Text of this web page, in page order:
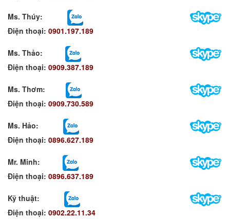
Ms. Thúy:
Điện thoại: 0901.197.189
Ms. Thảo:
Điện thoại: 0909.387.189
Ms. Thơm:
Điện thoại: 0909.730.589
Ms. Hảo:
Điện thoại: 0896.627.189
Mr. Minh:
Điện thoại: 0896.637.189
Kỹ thuật:
Điện thoại: 0902.22.11.34